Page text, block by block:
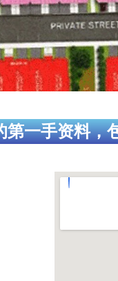
一手资料，